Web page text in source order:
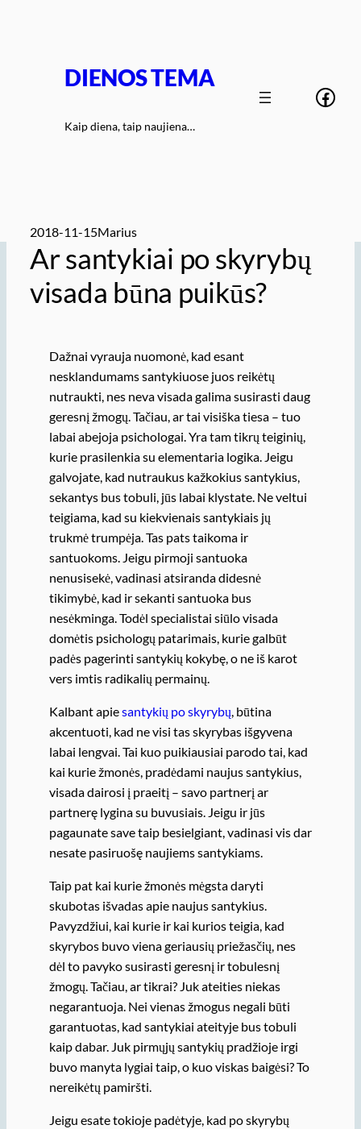
DIENOS TEMA
Kaip diena, taip naujiena…
2018-11-15Marius
Ar santykiai po skyrybų
visada būna puikūs?
Dažnai vyrauja nuomonė, kad esant
nesklandumams santykiuose juos reikėtų
nutraukti, nes neva visada galima susirasti daug
geresnį žmogų. Tačiau, ar tai visiška tiesa – tuo
labai abejoja psichologai. Yra tam tikrų teiginių,
kurie prasilenkia su elementaria logika. Jeigu
galvojate, kad nutraukus kažkokius santykius,
sekantys bus tobuli, jūs labai klystate. Ne veltui
teigiama, kad su kiekvienais santykiais jų
trukmė trumpėja. Tas pats taikoma ir
santuokoms. Jeigu pirmoji santuoka
nenusisekė, vadinasi atsiranda didesnė
tikimybė, kad ir sekanti santuoka bus
nesėkminga. Todėl specialistai siūlo visada
domėtis psichologų patarimais, kurie galbūt
padės pagerinti santykių kokybę, o ne iš karot
vers imtis radikalių permainų.
Kalbant apiesantykių po skyrybų , būtina
akcentuoti, kad ne visi tas skyrybas išgyvena
labai lengvai. Tai kuo puikiausiai parodo tai, kad
kai kurie žmonės, pradėdami naujus santykius,
visada dairosi į praeitį – savo partnerį ar
partnerę lygina su buvusiais. Jeigu ir jūs
pagaunate save taip besielgiant, vadinasi vis dar
nesate pasiruošę naujiems santykiams.
Taip pat kai kurie žmonės mėgsta daryti
skubotas išvadas apie naujus santykius.
Pavyzdžiui, kai kurie ir kai kurios teigia, kad
skyrybos buvo viena geriausių priežasčių, nes
dėl to pavyko susirasti geresnį ir tobulesnį
žmogų. Tačiau, ar tikrai? Juk ateities niekas
negarantuoja. Nei vienas žmogus negali būti
garantuotas, kad santykiai ateityje bus tobuli
kaip dabar. Juk pirmųjų santykių pradžioje irgi
buvo manyta lygiai taip, o kuo viskas baigėsi? To
nereikėtų pamiršti.
Jeigu esate tokioje padėtyje, kad po skyrybų